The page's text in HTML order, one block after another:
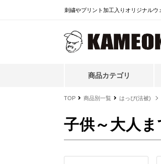
刺繍やプリント加工入りオリジナルウ
商品カテゴリ
TOP 商品別一覧 はっぴ(法被)
子供～大人ま